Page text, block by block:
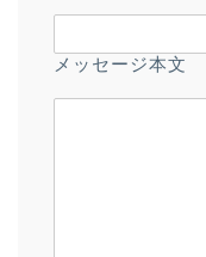
メッセージ本文